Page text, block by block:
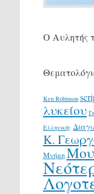
Ο Αυλητής
Ken Robinson
λυκείου
Ελληνικής
Κ.
Μνήμη